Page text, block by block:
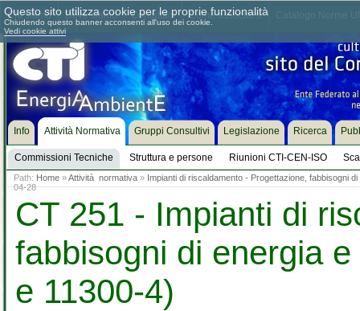
Chi siamo Dove siamo Contattaci Come associarsi
Info Attività Normativa
Commissioni Tecniche Struttura e persone Riunioni CTI-CEN-ISO
Gruppi Consultivi Legislazione Ricerca
Path: Home »Attività normativa » Impianti di riscaldamento - Progettazione, fabbisogni
04-28
CT 251 - Impianti di
fabbisogni di energia
e 11300-4)
Questo sito utilizza cookie per le proprie funzionalità
Chiudendo questo banner acconsenti all'uso dei cookie.
Vedi cookie attivi